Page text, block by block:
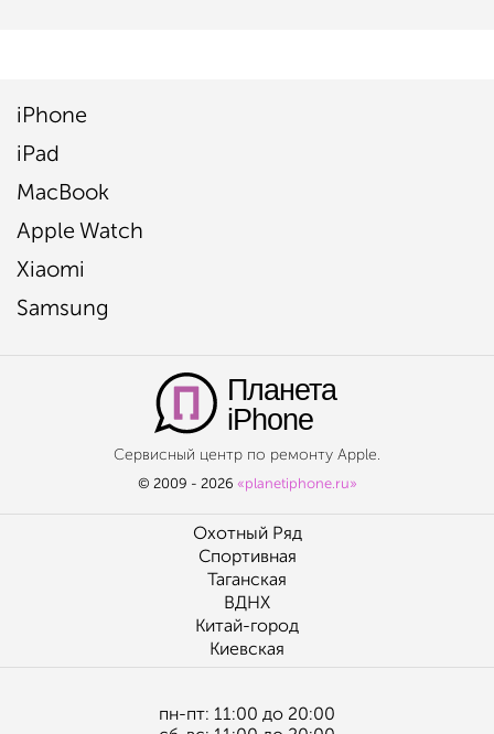
iPhone
iPad
MacBook
Apple Watch
Xiaomi
Samsung
Планета
iPhone
Сервисный центр по ремонту Apple.
© 2009 - 2026 «planetiphone.ru»
Охотный Ряд
Спортивная
Таганская
ВДНХ
Китай-город
Киевская
пн-пт: 11:00 до 20:00